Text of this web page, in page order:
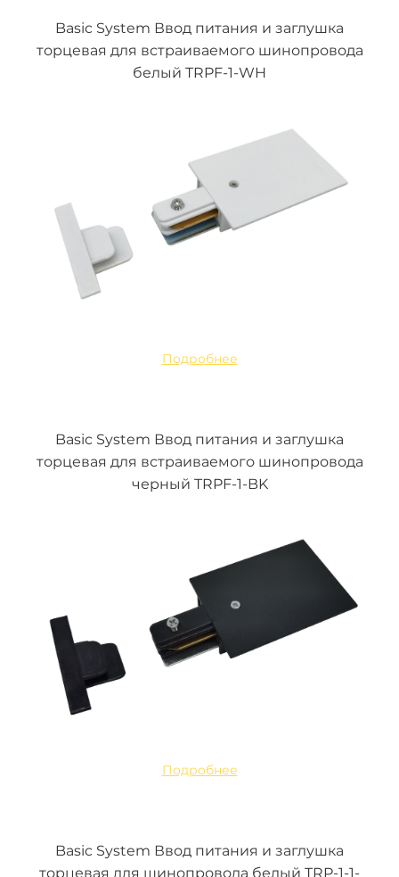
Basic System Ввод питания и заглушка
торцевая для встраиваемого шинопровода
белый TRPF-1-WH
Подробнее
Basic System Ввод питания и заглушка
торцевая для встраиваемого шинопровода
черный TRPF-1-BK
Подробнее
Basic System Ввод питания и заглушка
торцевая для шинопровода белый TRP-1-1-